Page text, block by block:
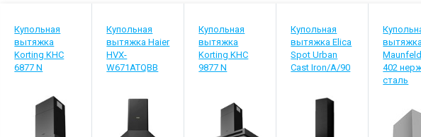
Купольная
вытяжка
Korting KHC
6877 N
Купольная
вытяжка Haier
HVX-
W671ATQBB
Купольная
вытяжка
Korting KHC
9877 N
Купольная
вытяжка Elica
Spot Urban
Cast Iron/A/90
вытяжка
402
сталь